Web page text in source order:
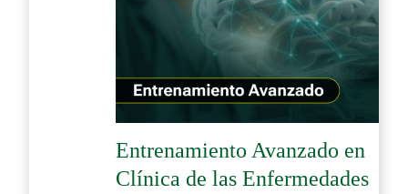
Entrenamiento Avanzado en
Clínica de las Enfermedades